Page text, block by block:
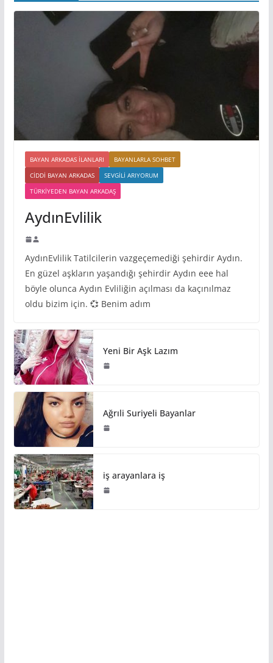
BAYAN ARKADAS ILANLARI
BAYANLARLA SOHBET
CIDDI BAYAN ARKADAS
SEVGILI ARIYORUM
TÜRKIYEDEN BAYAN ARKADAŞ
AydınEvlilik
AydınEvlilik Tatilcilerin vazgeçemediği şehirdir Aydın.
En güzel aşkların yaşandığı şehirdir Aydın eee hal
böyle olunca Aydın Evliliğin açılması da kaçınılmaz
oldu bizim için. 💞 Benim adım
Yeni Bir Aşk Lazım
Ağrıli Suriyeli Bayanlar
iş arayanlara iş